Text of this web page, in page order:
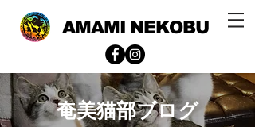
AMAMI NEKOBU
奄美猫部ブログ